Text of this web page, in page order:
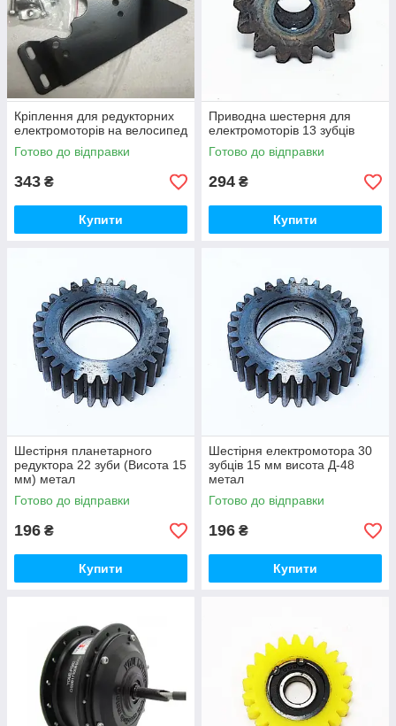
Кріплення для редукторних
електромоторів на велосипед
Готово до відправки
343 ₴
Купити
Приводна шестерня для
електромоторів 13 зубців
Готово до відправки
294 ₴
Купити
Шестірня планетарного
редуктора 22 зуби (Висота 15
мм) метал
Готово до відправки
196 ₴
Купити
Шестірня електромотора 30
зубців 15 мм висота Д-48
метал
Готово до відправки
196 ₴
Купити